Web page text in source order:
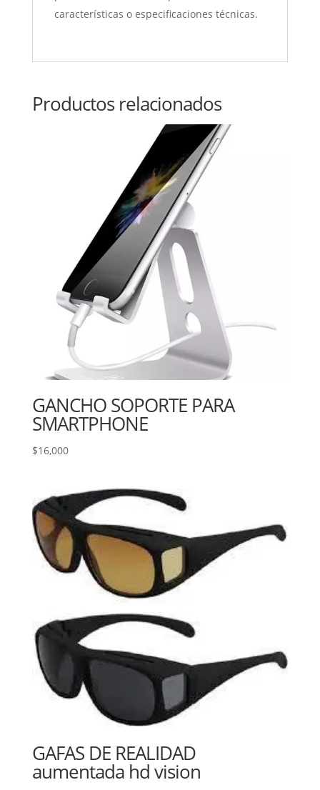
características o especificaciones técnicas.
Productos relacionados
GANCHO SOPORTE PARA
SMARTPHONE
$16,000
GAFAS DE REALIDAD
aumentada hd vision